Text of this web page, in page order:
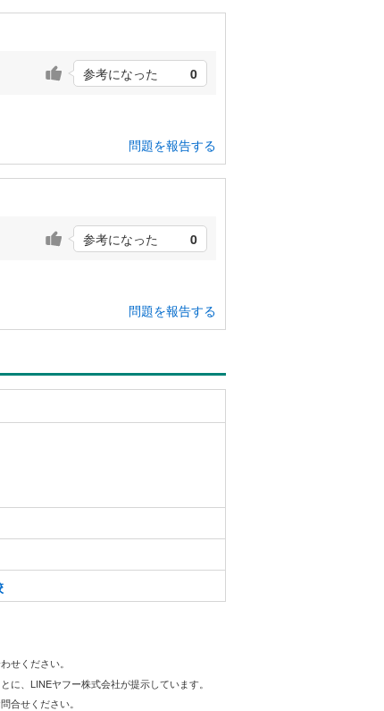
参考になった 0
問題を報告する
参考になった 0
問題を報告する
せください。
に、LINEヤフー株式会社が提示しています。
合せください。